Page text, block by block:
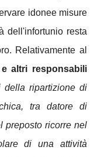
idonee misure
dell'infortunio resta
Relativamente al
altri responsabili
della ripartizione di
tra datore di
preposto ricorre nel
di una attività